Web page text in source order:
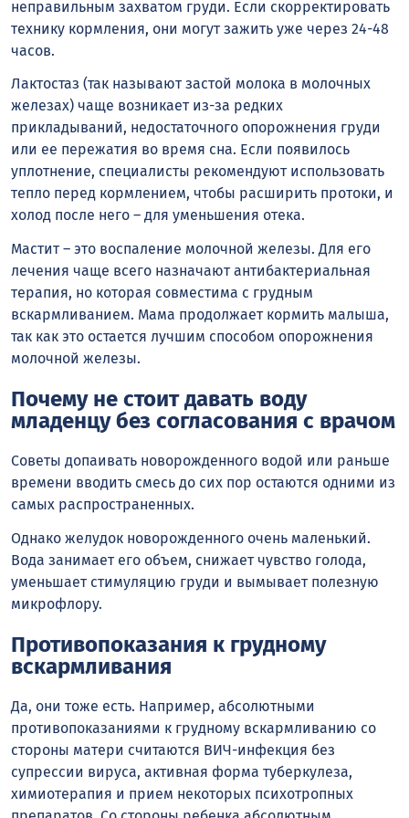
неправильным захватом груди. Если скорректировать
технику кормления, они могут зажить уже через 24-48
часов.
Лактостаз (так называют застой молока в молочных
железах) чаще возникает из-за редких
прикладываний, недостаточного опорожнения груди
или ее пережатия во время сна. Если появилось
уплотнение, специалисты рекомендуют использовать
тепло перед кормлением, чтобы расширить протоки, и
холод после него – для уменьшения отека.
Мастит – это воспаление молочной железы. Для его
лечения чаще всего назначают антибактериальная
терапия, но которая совместима с грудным
вскармливанием. Мама продолжает кормить малыша,
так как это остается лучшим способом опорожнения
молочной железы.
Почему не стоит давать воду
младенцу без согласования с врачом
Советы допаивать новорожденного водой или раньше
времени вводить смесь до сих пор остаются одними из
самых распространенных.
Однако желудок новорожденного очень маленький.
Вода занимает его объем, снижает чувство голода,
уменьшает стимуляцию груди и вымывает полезную
микрофлору.
Противопоказания к грудному
вскармливания
Да, они тоже есть. Например, абсолютными
противопоказаниями к грудному вскармливанию со
стороны матери считаются ВИЧ-инфекция без
супрессии вируса, активная форма туберкулеза,
химиотерапия и прием некоторых психотропных